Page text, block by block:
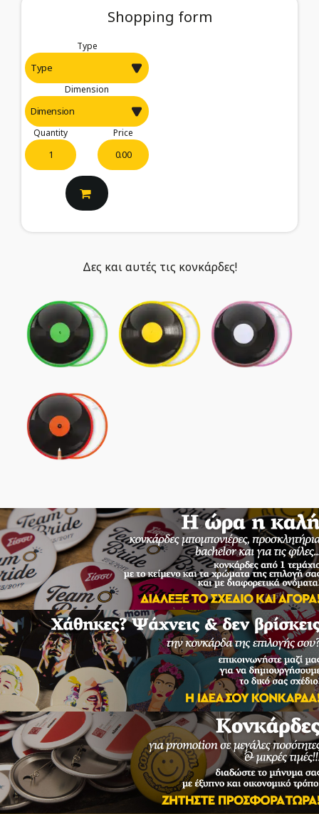
Shopping form
Type
Dimension
Quantity Price
0.00
Δες και αυτές τις κονκάρδες!